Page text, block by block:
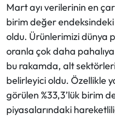
Mart ayı verilerinin en
birim değer endeksindeki
oldu. Ürünlerimizi dünya
oranla çok daha pahalıya
bu rakamda, alt
belirleyici oldu. Özellikle
görülen %33,3’lük birim
piyasalarındaki